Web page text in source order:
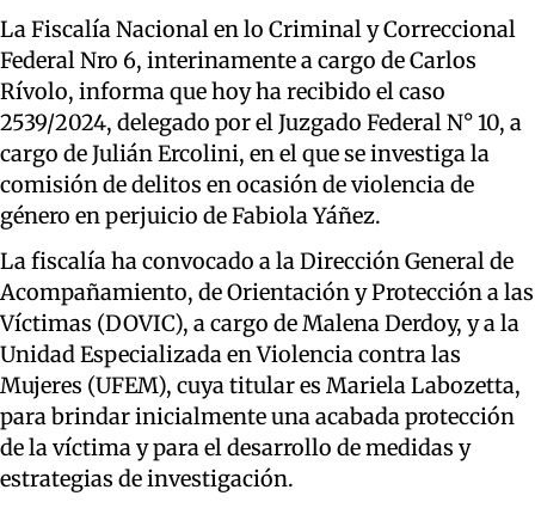
La Fiscalía Nacional en lo Criminal y Correccional
Federal Nro 6, interinamente a cargo de Carlos
Rívolo, informa que hoy ha recibido el caso
2539/2024, delegado por el Juzgado Federal N° 10, a
cargo de Julián Ercolini, en el que se investiga la
comisión de delitos en ocasión de violencia de
género en perjuicio de Fabiola Yáñez.
La fiscalía ha convocado a la Dirección General de
Acompañamiento, de Orientación y Protección a las
Víctimas (DOVIC), a cargo de Malena Derdoy, y a la
Unidad Especializada en Violencia contra las
Mujeres (UFEM), cuya titular es Mariela Labozetta,
para brindar inicialmente una acabada protección
de la víctima y para el desarrollo de medidas y
estrategias de investigación.